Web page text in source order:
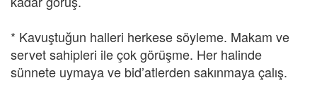
* Kavuştuğun halleri herkese söyleme. Makam ve
servet sahipleri ile çok görüşme. Her halinde
sünnete uymaya ve bid’atlerden sakınmaya çalış.